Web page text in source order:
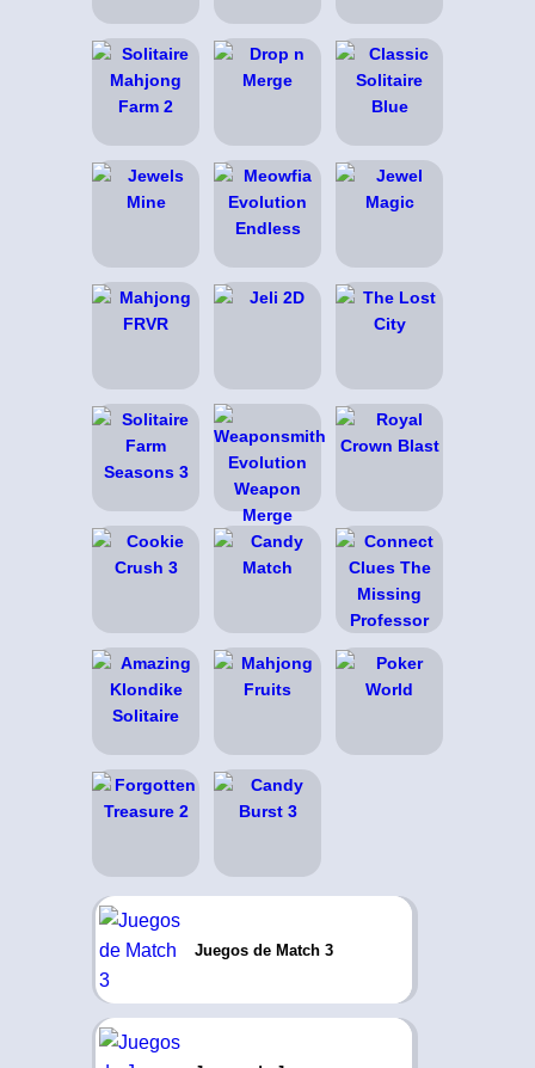
Juegos de Match 3